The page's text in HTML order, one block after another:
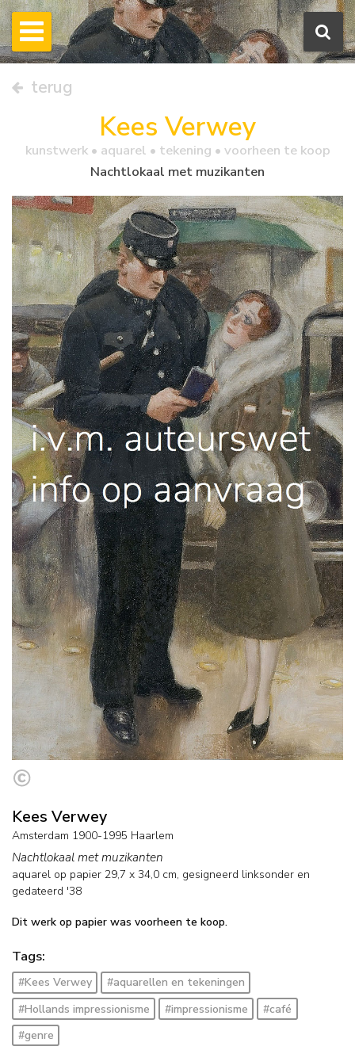
terug
Kees Verwey
kunstwerk • aquarel • tekening • voorheen te koop
Nachtlokaal met muzikanten
Kees Verwey
Amsterdam 1900-1995 Haarlem
Nachtlokaal met muzikanten
aquarel op papier 29,7 x 34,0 cm, gesigneerd linksonder en
gedateerd '38
Dit werk op papier was voorheen te koop.
Tags:
#Kees Verwey
#aquarellen en tekeningen
#Hollands impressionisme
#impressionisme
#café
#genre